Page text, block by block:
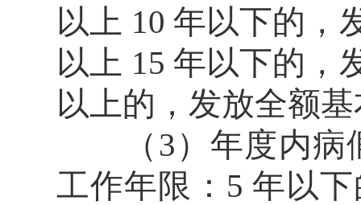
以上 10 年以下的，
以上 15 年以下的，
以上的，发放全额
（3）年度内病假
工作年限：5 年以